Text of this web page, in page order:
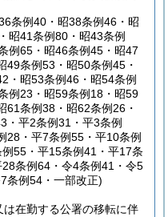
条例40・昭38条例46・昭
昭41条例80・昭43条例
例65・昭46条例45・昭47
49条例53・昭50条例45・
・昭53条例46・昭54条例
例23・昭59条例18・昭59
61条例38・昭62条例26・
・平2条例31・平3条例
28・平7条例55・平10条例
55・平15条例41・平17条
条例64・令4条例41・令5
条例54・一部改正)
在勤する公署の移転に伴